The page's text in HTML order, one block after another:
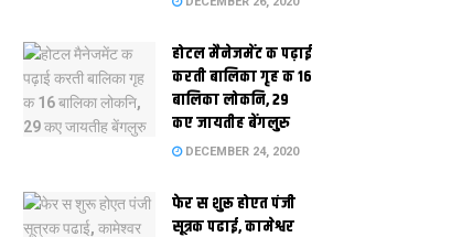
होटल मैनेजमेंट क पढ़ाई
करती बालिका गृह क 16
बालिका लोकनि, 29
कए जायतीह बेंगलुरु
DECEMBER 24, 2020
फेर स शुरू होएत पंजी
सूत्रक पढाई, कामेश्वर